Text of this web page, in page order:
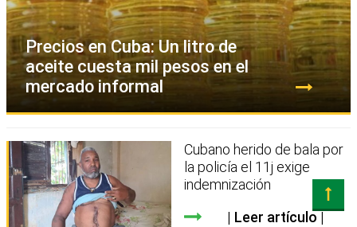
Precios en Cuba: Un litro de
aceite cuesta mil pesos en el
mercado informal
Cubano herido de bala por
la policía el 11j exige
indemnización
Leer artículo